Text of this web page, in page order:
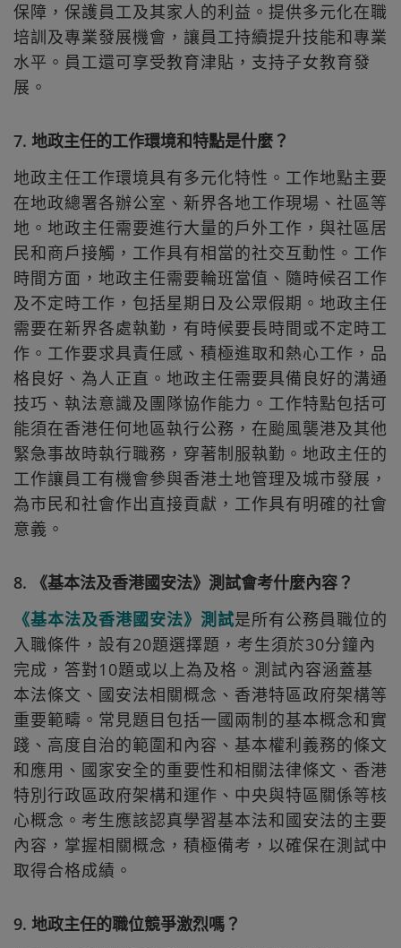
保障，保護員工及其家人的利益。提供多元化在職
培訓及專業發展機會，讓員工持續提升技能和專業
水平。員工還可享受教育津貼，支持子女教育發
展。
7. 地政主任的工作環境和特點是什麼？
地政主任工作環境具有多元化特性。工作地點主要
在地政總署各辦公室、新界各地工作現場、社區等
地。地政主任需要進行大量的戶外工作，與社區居
民和商戶接觸，工作具有相當的社交互動性。工作
時間方面，地政主任需要輪班當值、隨時候召工作
及不定時工作，包括星期日及公眾假期。地政主任
需要在新界各處執勤，有時候要長時間或不定時工
作。工作要求具責任感、積極進取和熱心工作，品
格良好、為人正直。地政主任需要具備良好的溝通
技巧、執法意識及團隊協作能力。工作特點包括可
能須在香港任何地區執行公務，在颱風襲港及其他
緊急事故時執行職務，穿著制服執勤。地政主任的
工作讓員工有機會參與香港土地管理及城市發展，
為市民和社會作出直接貢獻，工作具有明確的社會
意義。
8. 《基本法及香港國安法》測試會考什麼內容？
《基本法及香港國安法》測試是所有公務員職位的
入職條件，設有20題選擇題，考生須於30分鐘內
完成，答對10題或以上為及格。測試內容涵蓋基
本法條文、國安法相關概念、香港特區政府架構等
重要範疇。常見題目包括一國兩制的基本概念和實
踐、高度自治的範圍和內容、基本權利義務的條文
和應用、國家安全的重要性和相關法律條文、香港
特別行政區政府架構和運作、中央與特區關係等核
心概念。考生應該認真學習基本法和國安法的主要
內容，掌握相關概念，積極備考，以確保在測試中
取得合格成績。
9. 地政主任的職位競爭激烈嗎？